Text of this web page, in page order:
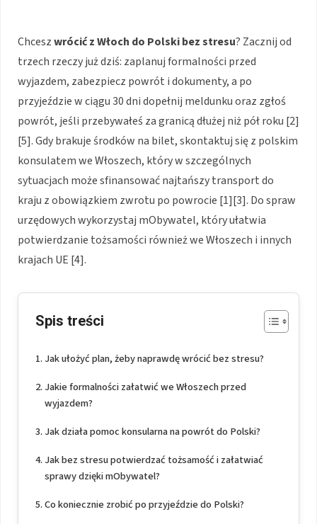
Chceszwrócić z Włoch do Polski bez stresu? Zacznij od
trzech rzeczy już dziś: zaplanuj formalności przed
wyjazdem, zabezpiecz powrót i dokumenty, a po
przyjeździe w ciągu 30 dni dopełnij meldunku oraz zgłoś
powrót, jeśli przebywałeś za granicą dłużej niż pół roku [2]
[5]. Gdy brakuje środków na bilet, skontaktuj się z polskim
konsulatem we Włoszech, który w szczególnych
sytuacjach może sfinansować najtańszy transport do
kraju z obowiązkiem zwrotu po powrocie [1][3]. Do spraw
urzędowych wykorzystaj mObywatel, który ułatwia
potwierdzanie tożsamości również we Włoszech i innych
krajach UE [4].
Spis treści
Jak ułożyć plan, żeby naprawdę wrócić bez stresu?
Jakie formalności załatwić we Włoszech przed
wyjazdem?
Jak działa pomoc konsularna na powrót do Polski?
Jak bez stresu potwierdzać tożsamość i załatwiać
sprawy dzięki mObywatel?
Co koniecznie zrobić po przyjeździe do Polski?